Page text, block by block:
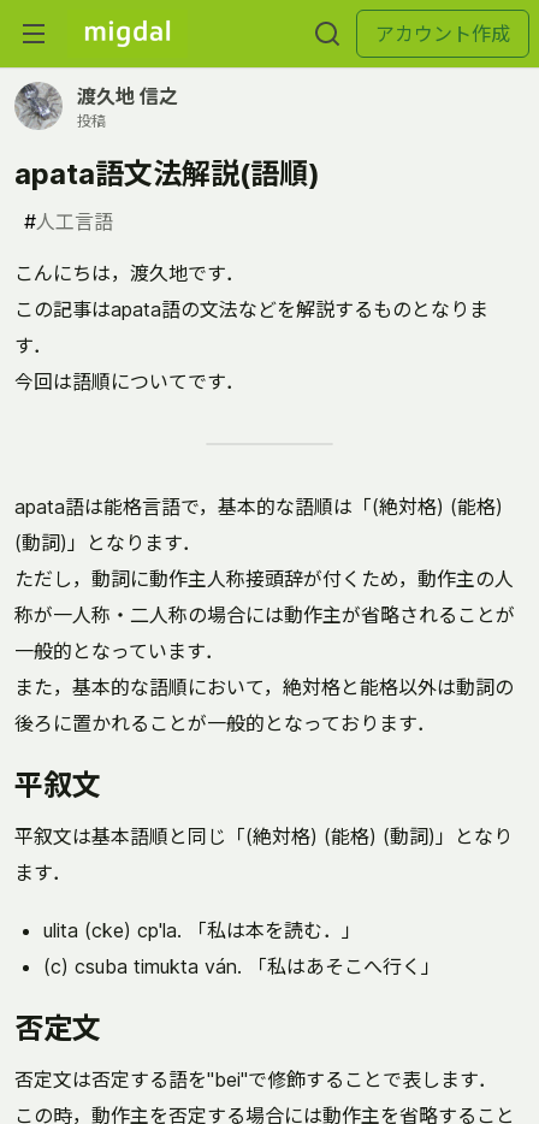
アカウント作成
渡久地 信之
投稿
apata語文法解説(語順)
#人工言語
こんにちは，渡久地です．
この記事はapata語の文法などを解説するものとなりま
す．
今回は語順についてです．
apata語は能格言語で，基本的な語順は「(絶対格) (能格)
(動詞)」となります．
ただし，動詞に動作主人称接頭辞が付くため，動作主の人
称が一人称・二人称の場合には動作主が省略されることが
一般的となっています．
また，基本的な語順において，絶対格と能格以外は動詞の
後ろに置かれることが一般的となっております．
平叙文
平叙文は基本語順と同じ「(絶対格) (能格) (動詞)」となり
ます．
ulita (cke) cp'la. 「私は本を読む．」
(c) csuba timukta ván. 「私はあそこへ行く」
否定文
否定文は否定する語を"bei"で修飾することで表します．
この時，動作主を否定する場合には動作主を省略すること